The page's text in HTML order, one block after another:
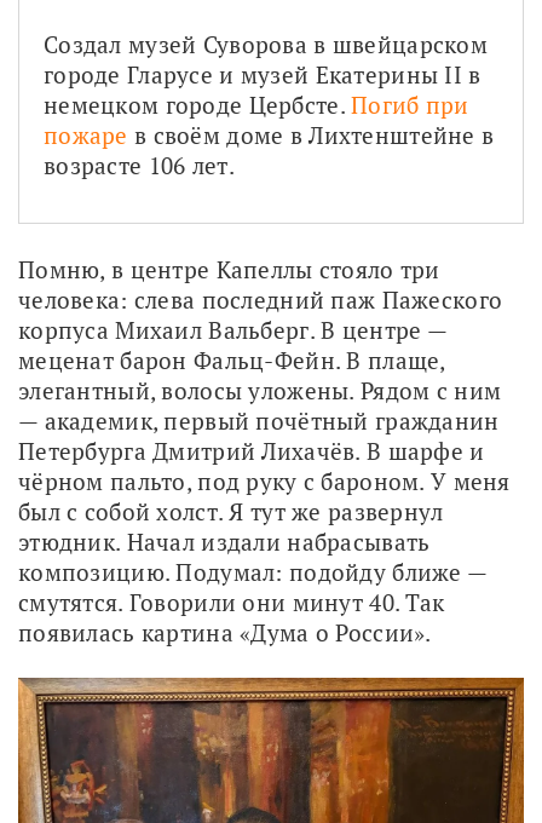
Создал музей Суворова в швейцарском
городе Гларусе и музей Екатерины II в
немецком городе Цербсте. Погиб при
пожаре в своём доме в Лихтенштейне в
возрасте 106 лет.
Помню, в центре Капеллы стояло три
человека: слева последний паж Пажеского
корпуса Михаил Вальберг. В центре —
меценат барон Фальц-Фейн. В плаще,
элегантный, волосы уложены. Рядом с ним
— академик, первый почётный гражданин
Петербурга Дмитрий Лихачёв. В шарфе и
чёрном пальто, под руку с бароном. У меня
был с собой холст. Я тут же развернул
этюдник. Начал издали набрасывать
композицию. Подумал: подойду ближе —
смутятся. Говорили они минут 40. Так
появилась картина «Дума о России».